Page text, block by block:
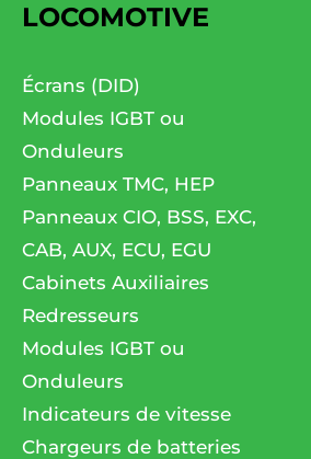
LOCOMOTIVE
Écrans (DID)
Modules IGBT ou
Onduleurs
Panneaux TMC, HEP
Panneaux CIO, BSS, EXC,
CAB, AUX, ECU, EGU
Cabinets Auxiliaires
Redresseurs
Modules IGBT ou
Onduleurs
Indicateurs de vitesse
Chargeurs de batteries